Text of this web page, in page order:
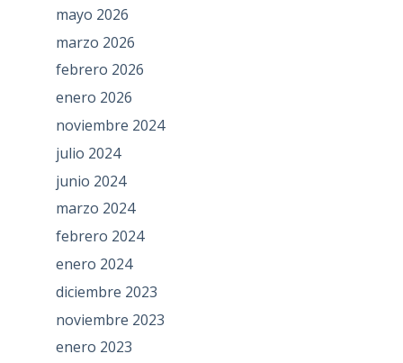
mayo 2026
marzo 2026
febrero 2026
enero 2026
noviembre 2024
julio 2024
junio 2024
marzo 2024
febrero 2024
enero 2024
diciembre 2023
noviembre 2023
enero 2023